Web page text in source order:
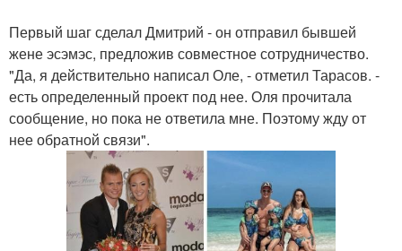
Первый шаг сделал Дмитрий - он отправил бывшей
жене эсэмэс, предложив совместное сотрудничество.
"Да, я действительно написал Оле, - отметил Тарасов. -
есть определенный проект под нее. Оля прочитала
сообщение, но пока не ответила мне. Поэтому жду от
нее обратной связи".